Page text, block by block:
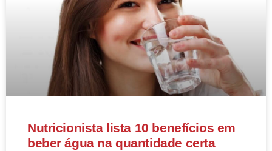
Nutricionista lista 10 benefícios em
beber água na quantidade certa